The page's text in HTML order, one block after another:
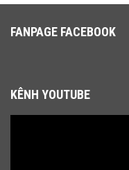
FANPAGE FACEBOOK
KÊNH YOUTUBE